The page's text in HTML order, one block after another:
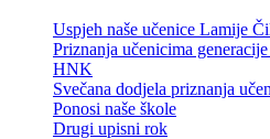
Uspjeh naše učenice Lamije
Priznanja učenicima
HNK
Svečana dodjela priznanja
Ponosi naše škole
Drugi upisni rok